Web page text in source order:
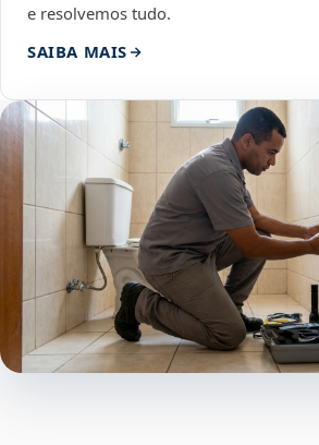
e resolvemos tudo.
SAIBA MAIS